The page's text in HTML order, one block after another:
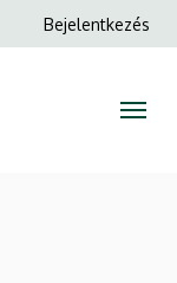
Anonim
Bejelentkezés